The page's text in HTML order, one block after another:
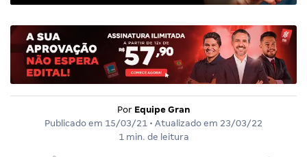
Por Equipe Gran
Publicado em 15/03/21 • Atualizado em 23/03/22
1 min. de leitura